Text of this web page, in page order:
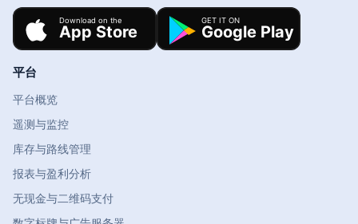
平台
平台概览
遥测与监控
库存与路线管理
报表与盈利分析
无现金与二维码支付